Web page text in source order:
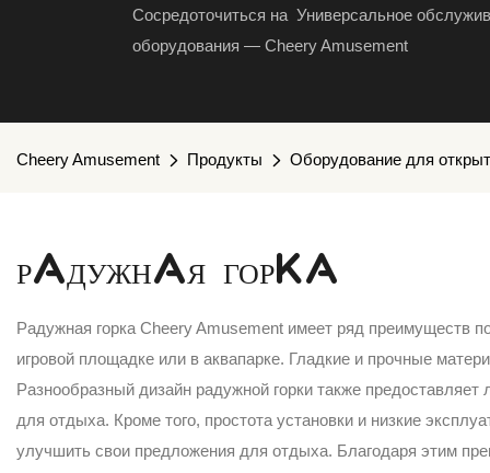
Сосредоточиться на Универсальное
оборудования — Cheery Amusement
Cheery Amusement Продукты Оборудование для
РАДУЖНАЯ ГОРКА
Радужная горка Cheery Amusement имеет ряд преимуществ
игровой площадке или в аквапарке. Гладкие и прочные
Разнообразный дизайн радужной горки также
для отдыха. Кроме того, простота установки и низкие
улучшить свои предложения для отдыха. Благодаря этим